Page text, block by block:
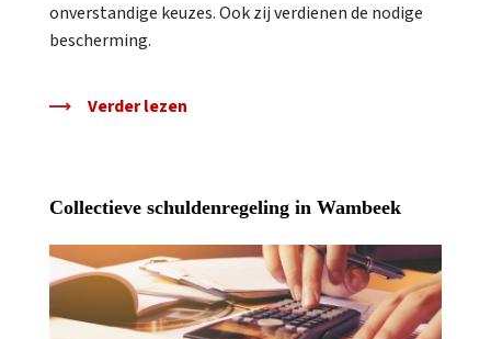
onverstandige keuzes. Ook zij verdienen de nodige
bescherming.
Verder lezen
Collectieve schuldenregeling in Wambeek